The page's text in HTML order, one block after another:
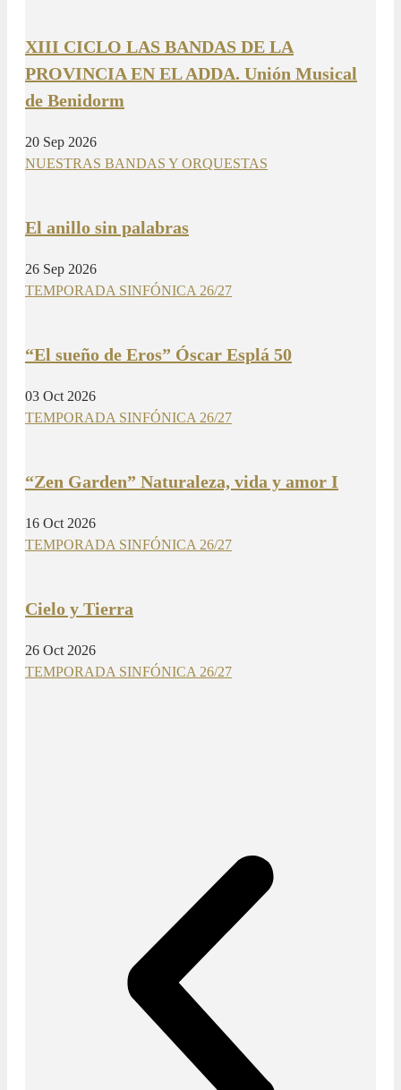
XIII CICLO LAS BANDAS DE LA
PROVINCIA EN EL ADDA. Unión Musical
de Benidorm
20 Sep 2026
NUESTRAS BANDAS Y ORQUESTAS
El anillo sin palabras
26 Sep 2026
TEMPORADA SINFÓNICA 26/27
“El sueño de Eros” Óscar Esplá 50
03 Oct 2026
TEMPORADA SINFÓNICA 26/27
“Zen Garden” Naturaleza, vida y amor I
16 Oct 2026
TEMPORADA SINFÓNICA 26/27
Cielo y Tierra
26 Oct 2026
TEMPORADA SINFÓNICA 26/27